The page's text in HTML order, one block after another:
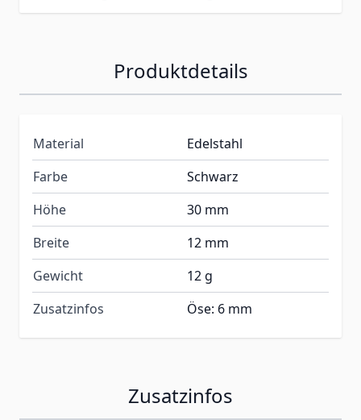
Produktdetails
Material
Edelstahl
Farbe
Schwarz
Höhe
30 mm
Breite
12 mm
Gewicht
12 g
Zusatzinfos
Öse: 6 mm
Zusatzinfos